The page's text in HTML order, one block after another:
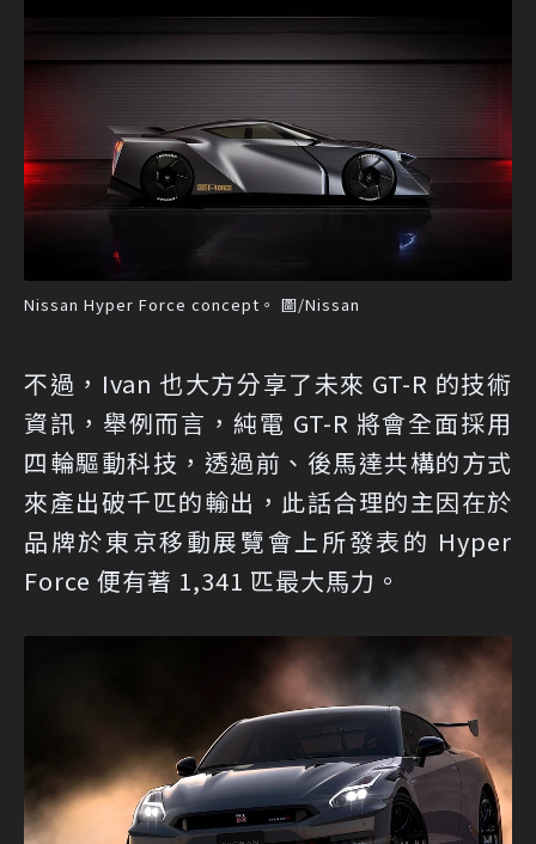
Nissan Hyper Force concept。 圖/Nissan
不過，Ivan 也大方分享了未來 GT-R 的技術
資訊，舉例而言，純電 GT-R 將會全面採用
四輪驅動科技，透過前、後馬達共構的方式
來產出破千匹的輸出，此話合理的主因在於
品牌於東京移動展覽會上所發表的 Hyper
Force 便有著 1,341 匹最大馬力。